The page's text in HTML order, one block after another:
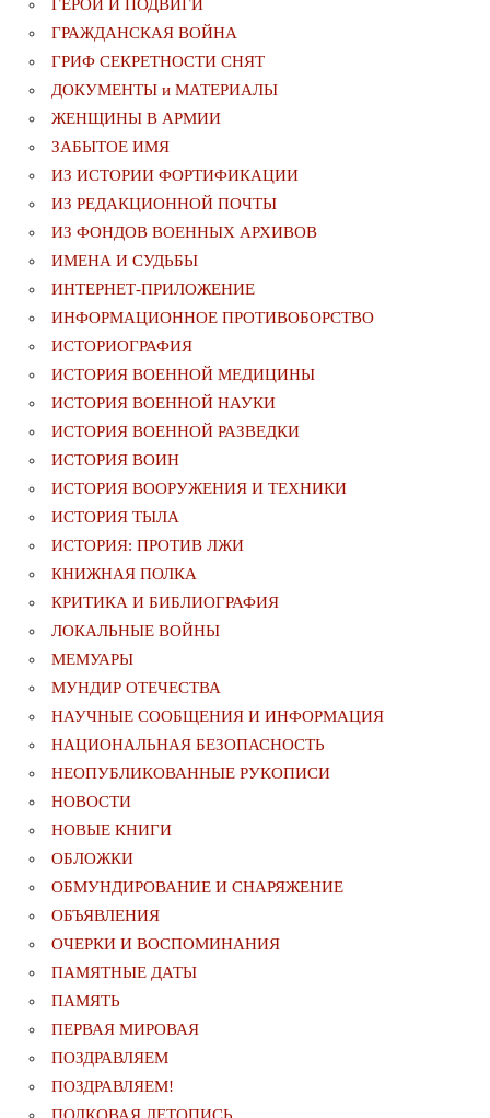
ГЕРОИ И ПОДВИГИ
ГРАЖДАНСКАЯ ВОЙНА
ГРИФ СЕКРЕТНОСТИ СНЯТ
ДОКУМЕНТЫ и МАТЕРИАЛЫ
ЖЕНЩИНЫ В АРМИИ
ЗАБЫТОЕ ИМЯ
ИЗ ИСТОРИИ ФОРТИФИКАЦИИ
ИЗ РЕДАКЦИОННОЙ ПОЧТЫ
ИЗ ФОНДОВ ВОЕННЫХ АРХИВОВ
ИМЕНА И СУДЬБЫ
ИНТЕРНЕТ-ПРИЛОЖЕНИЕ
ИНФОРМАЦИОННОЕ ПРОТИВОБОРСТВО
ИСТОРИОГРАФИЯ
ИСТОРИЯ ВОЕННОЙ МЕДИЦИНЫ
ИСТОРИЯ ВОЕННОЙ НАУКИ
ИСТОРИЯ ВОЕННОЙ РАЗВЕДКИ
ИСТОРИЯ ВОИН
ИСТОРИЯ ВООРУЖЕНИЯ И ТЕХНИКИ
ИСТОРИЯ ТЫЛА
ИСТОРИЯ: ПРОТИВ ЛЖИ
КНИЖНАЯ ПОЛКА
КРИТИКА И БИБЛИОГРАФИЯ
ЛОКАЛЬНЫЕ ВОЙНЫ
МЕМУАРЫ
МУНДИР ОТЕЧЕСТВА
НАУЧНЫЕ СООБЩЕНИЯ И ИНФОРМАЦИЯ
НАЦИОНАЛЬНАЯ БЕЗОПАСНОСТЬ
НЕОПУБЛИКОВАННЫЕ РУКОПИСИ
НОВОСТИ
НОВЫЕ КНИГИ
ОБЛОЖКИ
ОБМУНДИРОВАНИЕ И СНАРЯЖЕНИЕ
ОБЪЯВЛЕНИЯ
ОЧЕРКИ И ВОСПОМИНАНИЯ
ПАМЯТНЫЕ ДАТЫ
ПАМЯТЬ
ПЕРВАЯ МИРОВАЯ
ПОЗДРАВЛЯЕМ
ПОЗДРАВЛЯЕМ!